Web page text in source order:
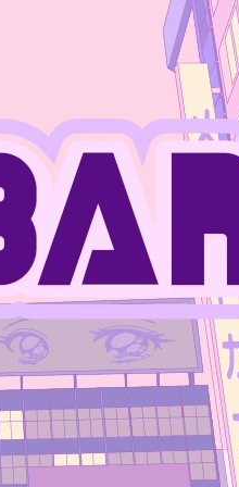
ONE PIECE - MONKEY D.